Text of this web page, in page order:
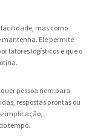
mas como
mantenha. Ele permite
fatores logísticos e que o
pessoa nem para
respostas prontas ou
implicação,
tempo.